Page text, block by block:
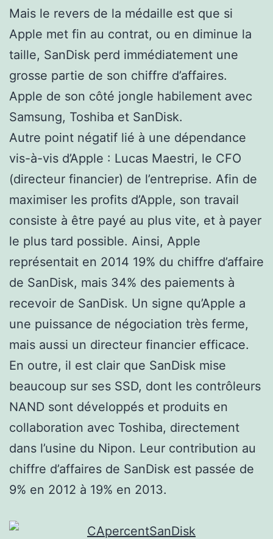
Mais le revers de la médaille est que si
Apple met fin au contrat, ou en diminue la
taille, SanDisk perd immédiatement une
grosse partie de son chiffre d’affaires.
Apple de son côté jongle habilement avec
Samsung, Toshiba et SanDisk.
Autre point négatif lié à une dépendance
vis-à-vis d’Apple : Lucas Maestri, le CFO
(directeur financier) de l’entreprise. Afin de
maximiser les profits d’Apple, son travail
consiste à être payé au plus vite, et à payer
le plus tard possible. Ainsi, Apple
représentait en 2014 19% du chiffre d’affaire
de SanDisk, mais 34% des paiements à
recevoir de SanDisk. Un signe qu’Apple a
une puissance de négociation très ferme,
mais aussi un directeur financier efficace.
En outre, il est clair que SanDisk mise
beaucoup sur ses SSD, dont les contrôleurs
NAND sont développés et produits en
collaboration avec Toshiba, directement
dans l’usine du Nipon. Leur contribution au
chiffre d’affaires de SanDisk est passée de
9% en 2012 à 19% en 2013.